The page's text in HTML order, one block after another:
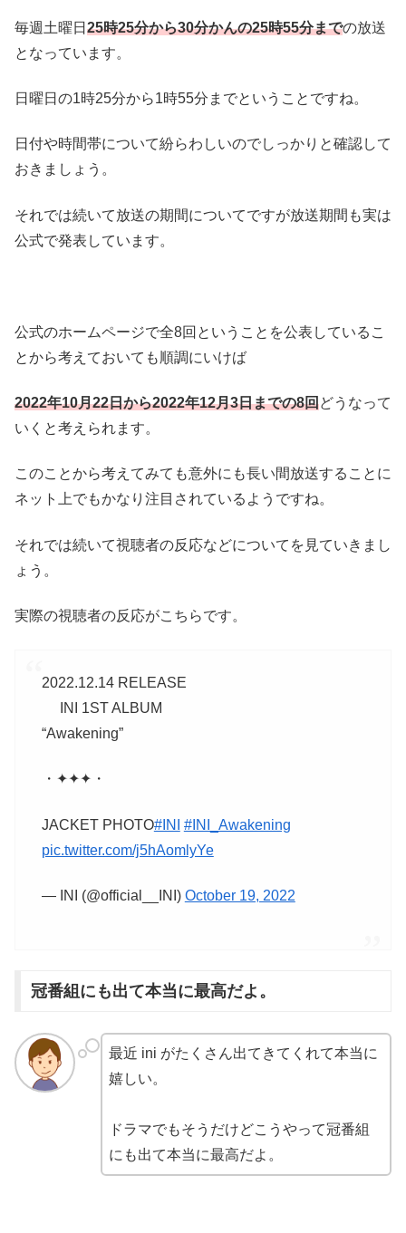
毎週土曜日 25時25分から30分かんの25時55分までの放送
となっています。
日曜日の1時25分から1時55分までということですね。
日付や時間帯について紛らわしいのでしっかりと確認して
おきましょう。
それでは続いて放送の期間についてですが放送期間も実は
公式で発表しています。
公式のホームページで全8回ということを公表しているこ
とから考えておいても順調にいけば
2022年10月22日から2022年12月3日までの8回どうなって
いくと考えられます。
このことから考えてみても意外にも長い間放送することに
ネット上でもかなり注目されているようですね。
それでは続いて視聴者の反応などについてを見ていきまし
ょう。
実際の視聴者の反応がこちらです。
2022.12.14 RELEASE
INI 1ST ALBUM
“Awakening”
・✦✦✦・
JACKET PHOTO#INI
#INI_Awakening
pic.twitter.com/j5hAomlyYe
— INI (@official__INI) October 19, 2022
冠番組にも出て本当に最高だよ。
最近 ini がたくさん出てきてくれて本当に
嬉しい。
ドラマでもそうだけどこうやって冠番組
にも出て本当に最高だよ。